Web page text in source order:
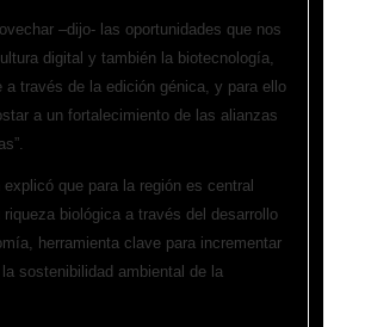
–dijo- las oportunidades que nos
digital y también la biotecnología,
a través de la edición génica, y para ello
a un fortalecimiento de las alianzas
que para la región es central
riqueza biológica a través del desarrollo
herramienta clave para incrementar
sostenibilidad ambiental de la